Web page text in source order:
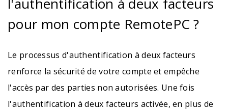
pour mon compte RemotePC ?
Le processus d'authentification à deux facteurs
renforce la sécurité de votre compte et empêche
l'accès par des parties non autorisées. Une fois
l'authentification à deux facteurs activée, en plus de